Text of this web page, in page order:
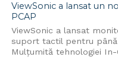
ViewSonic a lansat un
PCAP
ViewSonic a lansat
suport tactil pentru până
Mulțumită tehnologiei In-